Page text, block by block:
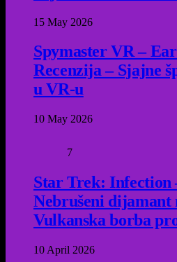
15 May 2026
Spymaster VR –
Recenzija – Sjajne
u VR-u
10 May 2026
7
Star Trek: Infection
Nebrušeni dijamant
Vulkanska borba
10 April 2026